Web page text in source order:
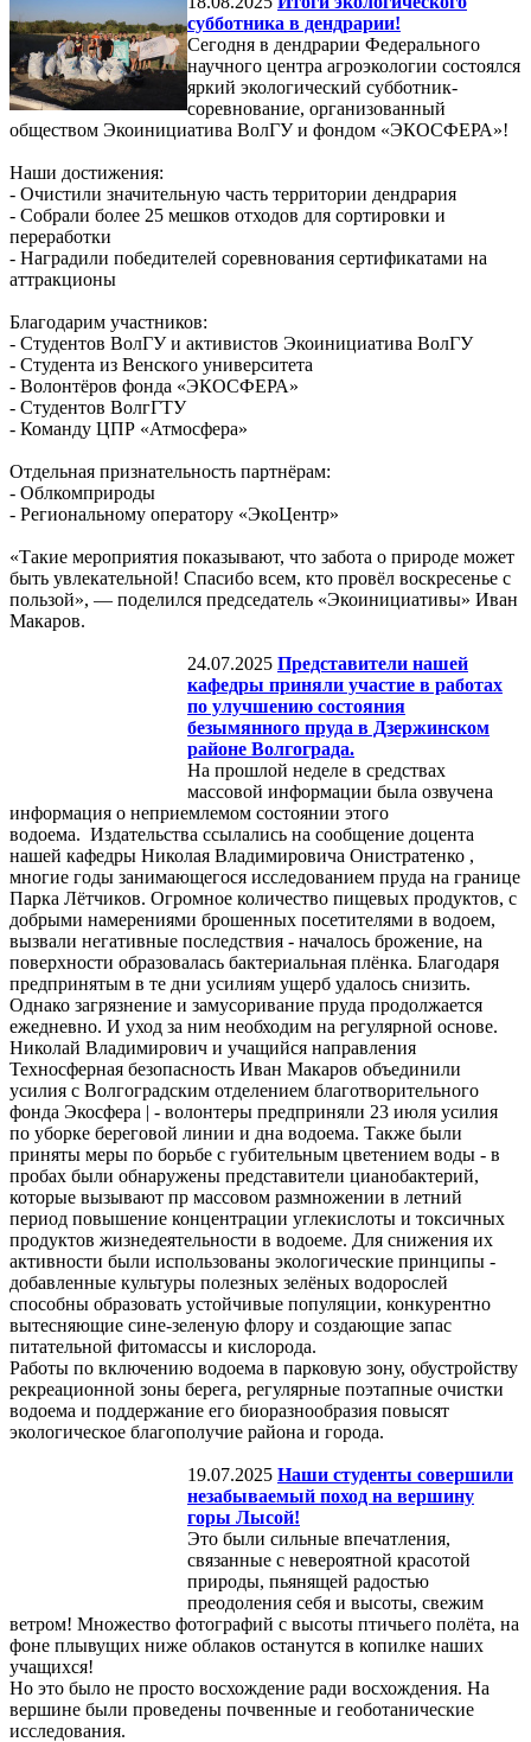
субботника в дендрарии!
Сегодня в дендрарии Федерального
научного центра агроэкологии состоялся
яркий экологический субботник-
соревнование, организованный
обществом Экоинициатива ВолГУ и фондом «ЭКОСФЕРА»!
Наши достижения:
- Очистили значительную часть территории дендрария
- Собрали более 25 мешков отходов для сортировки и
переработки
- Наградили победителей соревнования сертификатами на
аттракционы
Благодарим участников:
- Студентов ВолГУ и активистов Экоинициатива ВолГУ
- Студента из Венского университета
- Волонтёров фонда «ЭКОСФЕРА»
- Студентов ВолгГТУ
- Команду ЦПР «Атмосфера»
Отдельная признательность партнёрам:
- Облкомприроды
- Региональному оператору «ЭкоЦентр»
«Такие мероприятия показывают, что забота о природе может
быть увлекательной! Спасибо всем, кто провёл воскресенье с
пользой», — поделился председатель «Экоинициативы» Иван
Макаров.
24.07.2025 Представители нашей
кафедры приняли участие в работах
по улучшению состояния
безымянного пруда в Дзержинском
районе Волгограда.
На прошлой неделе в средствах
массовой информации была озвучена
информация о неприемлемом состоянии этого
водоема. Издательства ссылались на сообщение доцента
нашей кафедры Николая Владимировича Онистратенко ,
многие годы занимающегося исследованием пруда на границе
Парка Лётчиков. Огромное количество пищевых продуктов, с
добрыми намерениями брошенных посетителями в водоем,
вызвали негативные последствия - началось брожение, на
поверхности образовалась бактериальная плёнка. Благодаря
предпринятым в те дни усилиям ущерб удалось снизить.
Однако загрязнение и замусоривание пруда продолжается
ежедневно. И уход за ним необходим на регулярной основе.
Николай Владимирович и учащийся направления
Техносферная безопасность Иван Макаров объединили
усилия с Волгоградским отделением благотворительного
фонда Экосфера | - волонтеры предприняли 23 июля усилия
по уборке береговой линии и дна водоема. Также были
приняты меры по борьбе с губительным цветением воды - в
пробах были обнаружены представители цианобактерий,
которые вызывают пр массовом размножении в летний
период повышение концентрации углекислоты и токсичных
продуктов жизнедеятельности в водоеме. Для снижения их
активности были использованы экологические принципы -
добавленные культуры полезных зелёных водорослей
способны образовать устойчивые популяции, конкурентно
вытесняющие сине-зеленую флору и создающие запас
питательной фитомассы и кислорода.
Работы по включению водоема в парковую зону, обустройству
рекреационной зоны берега, регулярные поэтапные очистки
водоема и поддержание его биоразнообразия повысят
экологическое благополучие района и города.
19.07.2025 Наши студенты совершили
незабываемый поход на вершину
горы Лысой!
Это были сильные впечатления,
связанные с невероятной красотой
природы, пьянящей радостью
преодоления себя и высоты, свежим
ветром! Множество фотографий с высоты птичьего полёта, на
фоне плывущих ниже облаков останутся в копилке наших
учащихся!
Но это было не просто восхождение ради восхождения. На
вершине были проведены почвенные и геоботанические
исследования.